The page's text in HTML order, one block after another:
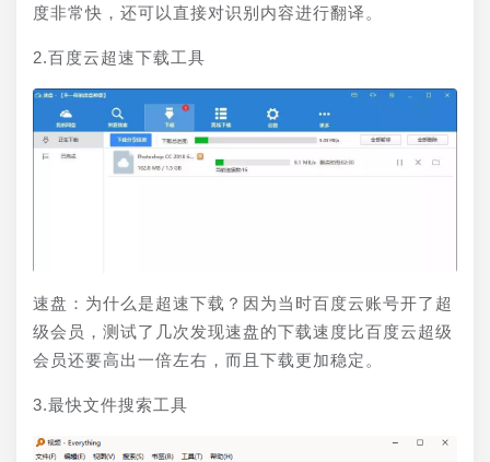
度非常快，还可以直接对识别内容进行翻译。
2.百度云超速下载工具
速盘：为什么是超速下载？因为当时百度云账号开了超
级会员，测试了几次发现速盘的下载速度比百度云超级
会员还要高出一倍左右，而且下载更加稳定。
3.最快文件搜索工具